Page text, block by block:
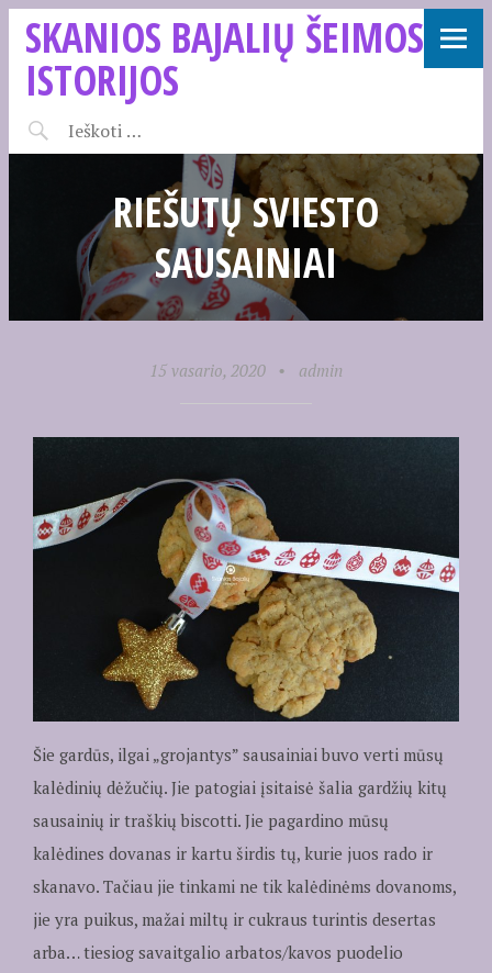
SKANIOS BAJALIŲ ŠEIMOS
ISTORIJOS
RIEŠUTŲ SVIESTO
SAUSAINIAI
15 vasario, 2020 • admin
Šie gardūs, ilgai „grojantys” sausainiai buvo verti mūsų
kalėdinių dėžučių. Jie patogiai įsitaisė šalia gardžių kitų
sausainių ir traškių biscotti. Jie pagardino mūsų
kalėdines dovanas ir kartu širdis tų, kurie juos rado ir
skanavo. Tačiau jie tinkami ne tik kalėdinėms dovanoms,
jie yra puikus, mažai miltų ir cukraus turintis desertas
arba… tiesiog savaitgalio arbatos/kavos puodelio